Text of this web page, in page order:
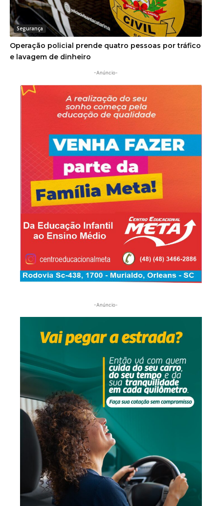
Segurança
Operação policial prende quatro pessoas por tráfico
e lavagem de dinheiro
-Anúncio-
-Anúncio-